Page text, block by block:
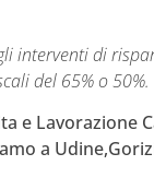
interventi di
del 65% o 50%.
e
a